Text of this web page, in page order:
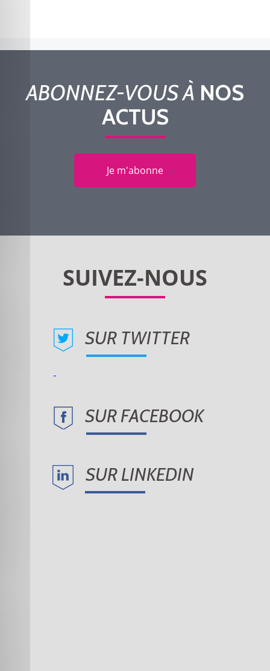
ABONNEZ-VOUS À NOS
ACTUS
Je m'abonne
SUR TWITTER
SUR FACEBOOK
SUR LINKEDIN